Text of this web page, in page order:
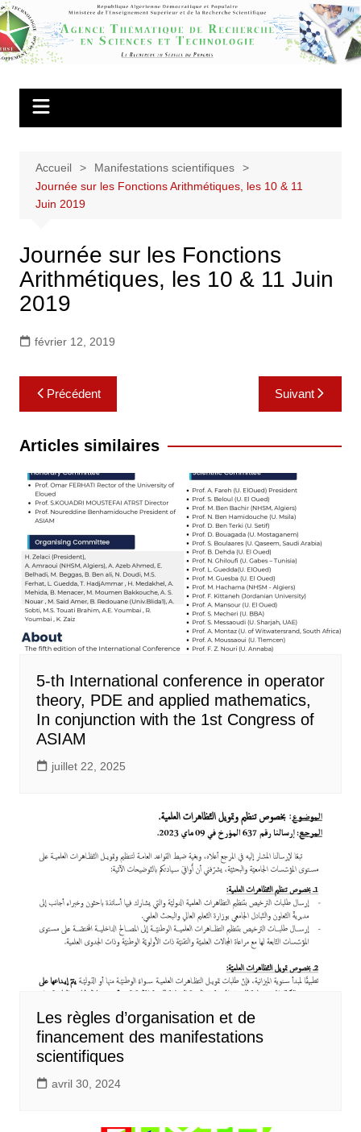
Aller
au
contenu
Agence
Thématique de
Recherche en
Accueil
Manifestations scientifiques
Journée sur les Fonctions Arithmétiques, les 10 & 11
Juin 2019
Journée sur les Fonctions
Arithmétiques, les 10 & 11 Juin
2019
février 12, 2019
Navigation
de
l’article
Précédent Suivant
Articles similaires
5-th International conference in operator
theory, PDE and applied mathematics,
In conjunction with the 1st Congress of
ASIAM
juillet 22, 2025
Les règles d’organisation et de
financement des manifestations
scientifiques
avril 30, 2024